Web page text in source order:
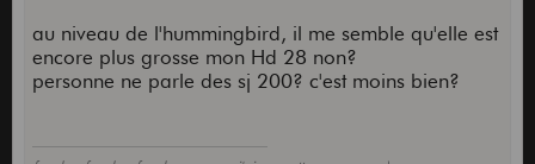
au niveau de l'hummingbird, il me semble qu'elle est
encore plus grosse mon Hd 28 non?
personne ne parle des sj 200? c'est moins bien?